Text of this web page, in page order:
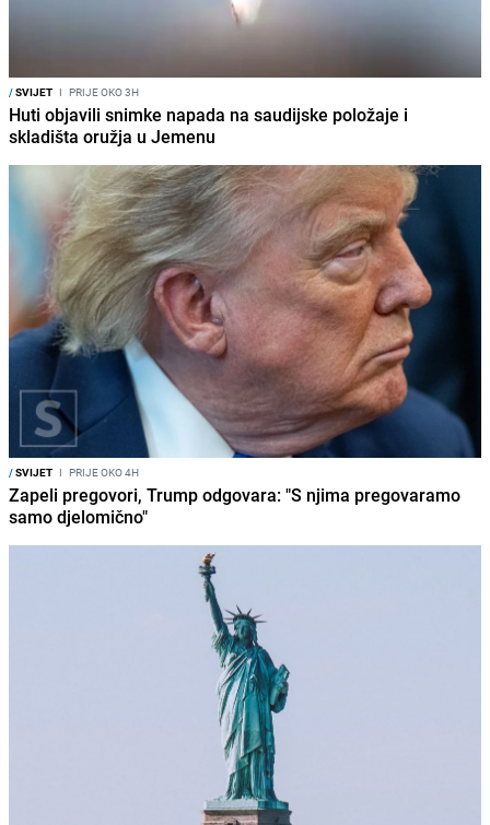
/SVIJET I PRIJE OKO 3H
Huti objavili snimke napada na saudijske položaje i
skladišta oružja u Jemenu
/SVIJET I PRIJE OKO 4H
Zapeli pregovori, Trump odgovara: "S njima pregovaramo
samo djelomično"